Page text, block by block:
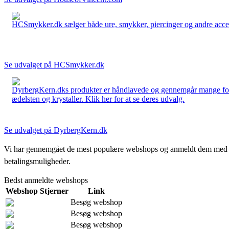
HCSmykker.dk sælger både ure, smykker, piercinger og andre
Se udvalget på HCSmykker.dk
DyrbergKern.dks produkter er håndlavede og gennemgår
ædelsten og krystaller. Klik her for at se deres udvalg.
Se udvalget på DyrbergKern.dk
Vi har gennemgået de mest populære webshops og anmeldt dem
betalingsmuligheder.
Bedst anmeldte webshops
Webshop Stjerner
Link
Besøg webshop
Besøg webshop
Besøg webshop